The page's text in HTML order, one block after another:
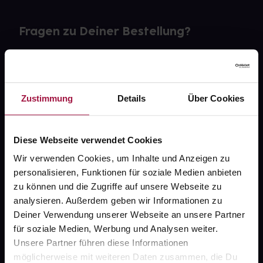
Zustimmung Details Über Cookies
Diese Webseite verwendet Cookies
Wir verwenden Cookies, um Inhalte und Anzeigen zu
personalisieren, Funktionen für soziale Medien anbieten
zu können und die Zugriffe auf unsere Webseite zu
analysieren. Außerdem geben wir Informationen zu
Deiner Verwendung unserer Webseite an unsere Partner
für soziale Medien, Werbung und Analysen weiter.
Unsere Partner führen diese Informationen
möglicherweise mit weiteren Daten zusammen, die Du
Fragen zu Deiner Bestellung?
gesund.de
Über uns
Karriere
Newsletter